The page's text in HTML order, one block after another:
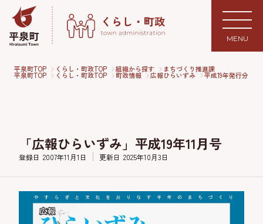
MENU
平泉町TOP くらし・町政TOP 組織から探す まちづくり推進課
平泉町TOP くらし・町政TOP 町政情報 広報ひらいずみ 平成19年発行分
「広報ひらいずみ」平成19年11月号
登録日 2007年11月1日 更新日 2025年10月3日